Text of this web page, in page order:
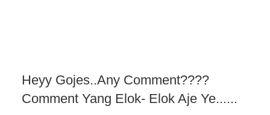
Heyy Gojes..Any Comment????
Comment Yang Elok- Elok Aje Ye......